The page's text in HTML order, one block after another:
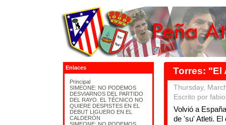
Enlaces
Principal
SIMEONE: NO PODEMOS
DESVIARNOS DEL PARTIDO
DEL RAYO. EL TÉCNICO NO
QUIERE DESPISTES EN EL
DEBUT LIGUERO EN EL
CALDERÓN
Torres: "El
Thursday,
Escrito por
Volvió a
de 'su' Atleti. El